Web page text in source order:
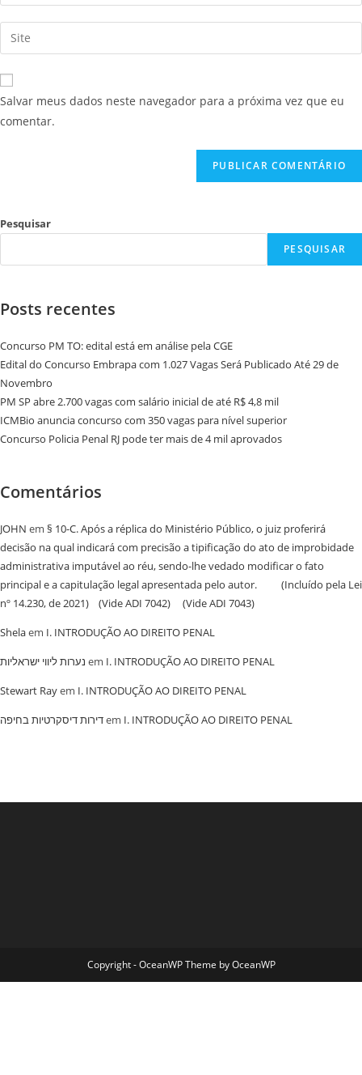
Salvar meus dados neste navegador para a próxima vez que eu
comentar.
Pesquisar
PESQUISAR
Posts recentes
Concurso PM TO: edital está em análise pela CGE
Edital do Concurso Embrapa com 1.027 Vagas Será Publicado Até 29 de
Novembro
PM SP abre 2.700 vagas com salário inicial de até R$ 4,8 mil
ICMBio anuncia concurso com 350 vagas para nível superior
Concurso Policia Penal RJ pode ter mais de 4 mil aprovados
Comentários
JOHN em § 10-C. Após a réplica do Ministério Público, o juiz proferirá
decisão na qual indicará com precisão a tipificação do ato de improbidade
administrativa imputável ao réu, sendo-lhe vedado modificar o fato
principal e a capitulação legal apresentada pelo autor. (Incluído pela Lei
nº 14.230, de 2021) (Vide ADI 7042) (Vide ADI 7043)
Shelaem I. INTRODUÇÃO AO DIREITO PENAL
נערות ליווי ישראליות em I. INTRODUÇÃO AO DIREITO PENAL
Stewart Rayem I. INTRODUÇÃO AO DIREITO PENAL
‏דירות דיסקרטיות בחיפהem I. INTRODUÇÃO AO DIREITO PENAL
Copyright - OceanWP Theme by OceanWP